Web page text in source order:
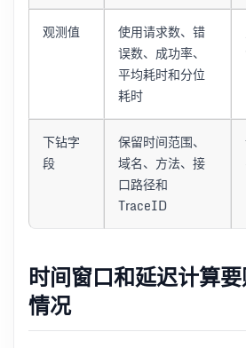
观测值
使用请求数、错
误数、成功率、
平均耗时和分位
耗时
下钻字
段
保留时间范围、
域名、方法、接
口路径和
TraceID
时间窗口和延迟计算
情况